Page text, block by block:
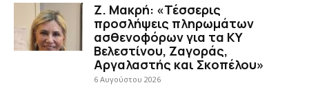
Ζ. Μακρή: «Τέσσερις
προσλήψεις πληρωμάτων
ασθενοφόρων για τα ΚΥ
Βελεστίνου, Ζαγοράς,
Αργαλαστής και Σκοπέλου»
6 Αυγούστου 2026